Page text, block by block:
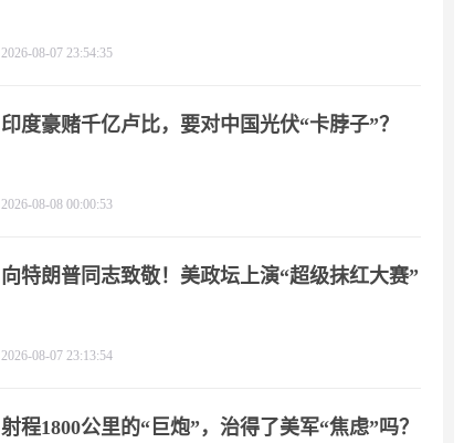
2026-08-07 23:54:35
印度豪赌千亿卢比，要对中国光伏“卡脖子”？
2026-08-08 00:00:53
向特朗普同志致敬！美政坛上演“超级抹红大赛”
2026-08-07 23:13:54
射程1800公里的“巨炮”，治得了美军“焦虑”吗？